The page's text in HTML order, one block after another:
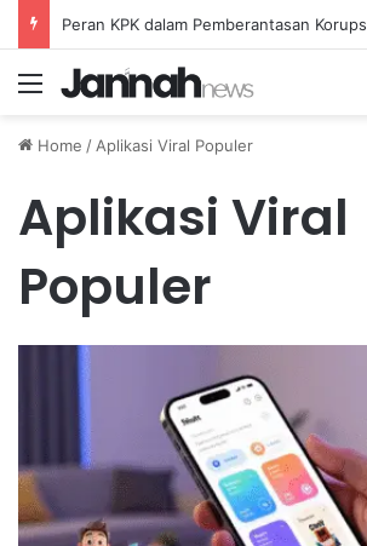
Menu
Home / Aplikasi Viral Populer
Aplikasi Viral
Populer